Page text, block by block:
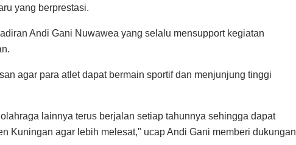
yang berprestasi.
Andi Gani Nuwawea yang selalu mensupport kegiatan
agar para atlet dapat bermain sportif dan menjunjung tinggi
lainnya terus berjalan setiap tahunnya sehingga dapat
Kuningan agar lebih melesat," ucap Andi Gani memberi dukungan